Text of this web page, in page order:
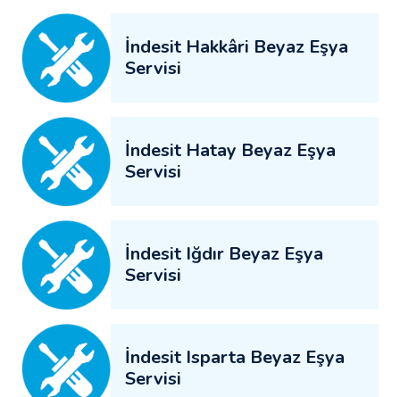
İndesit Hakkâri Beyaz Eşya
Servisi
İndesit Hatay Beyaz Eşya
Servisi
İndesit Iğdır Beyaz Eşya
Servisi
İndesit Isparta Beyaz Eşya
Servisi